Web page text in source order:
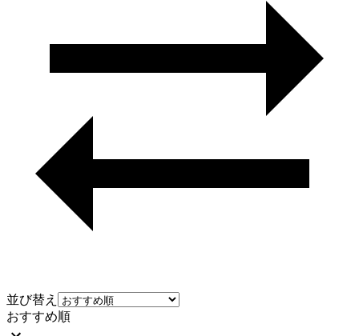
並び替え
おすすめ順